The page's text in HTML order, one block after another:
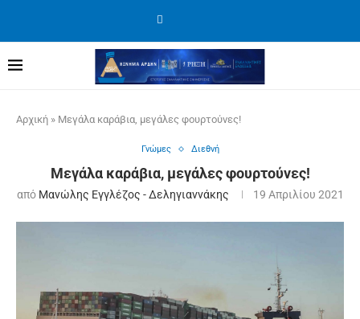
Αρχική » Μεγάλα καράβια, μεγάλες φουρτούνες!
Γνώμες Διεθνή
Μεγάλα καράβια, μεγάλες φουρτούνες!
από Μανώλης Εγγλέζος - Δεληγιαννάκης 19 Απριλίου 2021